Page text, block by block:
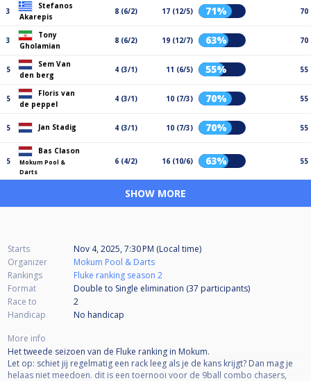
3
Stefanos
Akarepis
8 (6/2) 17 (12/5) 71% 70
3
Tony
Gholamian
8 (6/2) 19 (12/7) 63% 70
5
Sem Van
den berg
4 (3/1) 11 (6/5) 55% 55
5
Floris van
de peppel
4 (3/1) 10 (7/3) 70% 55
5 Jan Stadig 4 (3/1) 10 (7/3) 70% 55
5
Bas Clason
Mokum Pool &
Darts
6 (4/2) 16 (10/6) 63% 55
SHOW MORE
Starts
Nov 4, 2025, 7:30 PM (Local time)
Organizer
Mokum Pool & Darts
Rankings
Fluke ranking season 2
Format
Double to Single elimination (37 participants)
Race to
2
Handicap
No handicap
More info
Het tweede seizoen van de Fluke ranking in Mokum.
Let op: schiet jij regelmatig een rack leeg als je de kans krijgt? Dan mag je
helaas niet meedoen. dit is een toernooi voor de 9ball combo chasers,